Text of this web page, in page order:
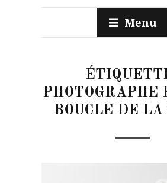
Menu
PHOTOGRAPHE
BOUCLE DE LA